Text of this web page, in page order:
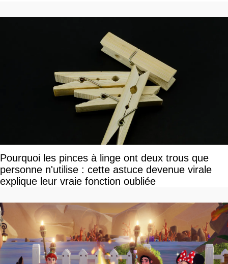
Pourquoi les pinces à linge ont deux trous que
personne n'utilise : cette astuce devenue virale
explique leur vraie fonction oubliée